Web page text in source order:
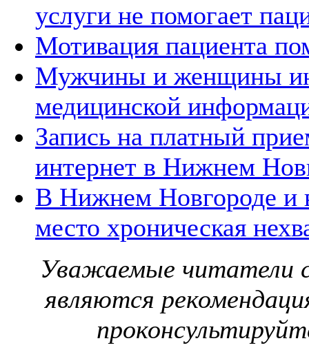
услуги не помогает
Мотивация пациента
Мужчины и женщины
медицинской
Запись на платный
интернет в Нижнем
В Нижнем Новгороде и
место хроническая
Уважаемые читатели
являются